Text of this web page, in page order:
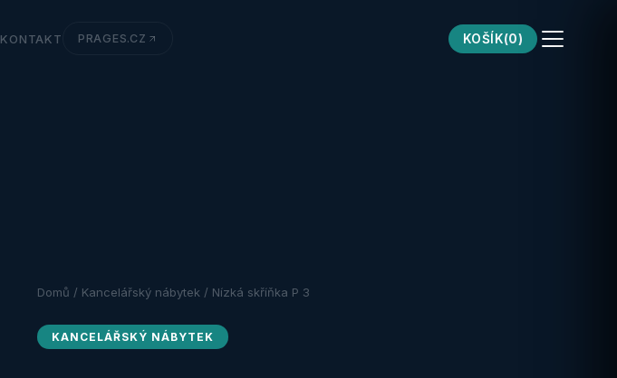
KONTAKT PRAGES.CZ KOŠÍK(0)
Domů / Kancelářský nábytek / Nízká skříňka P 3
KANCELÁŘSKÝ NÁBYTEK